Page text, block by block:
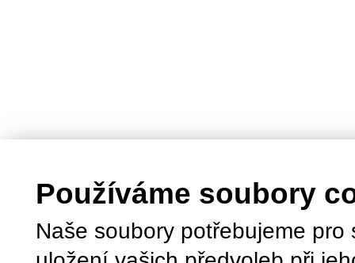
Používáme soubory
Naše soubory potřebujeme